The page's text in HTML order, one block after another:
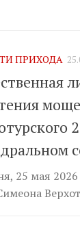
ПРИХОДА
25 мая